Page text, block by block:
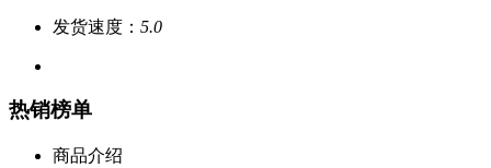
发货速度： 5.0
热销榜单
商品介绍